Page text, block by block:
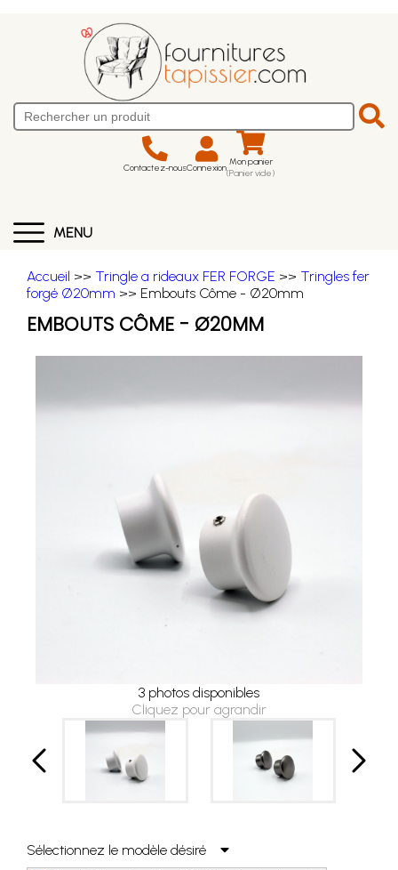
Contactez-nousConnexion Mon panier
(Panier vide)
MENU
Accueil >> Tringle a rideaux FER FORGE >> Tringles fer
forgé Ø20mm >> Embouts Côme - Ø20mm
EMBOUTS CÔME - Ø20MM
3 photos disponibles
Cliquez pour agrandir
Sélectionnez le modèle désiré